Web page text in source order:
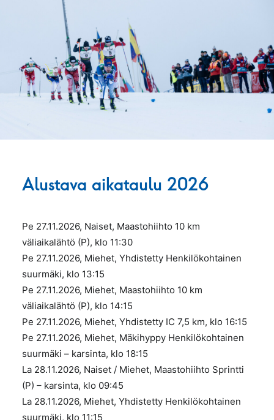
Alustava aikataulu 2026
Pe 27.11.2026, Naiset, Maastohiihto 10 km
väliaikalähtö (P), klo 11:30
Pe 27.11.2026, Miehet, Yhdistetty Henkilökohtainen
suurmäki, klo 13:15
Pe 27.11.2026, Miehet, Maastohiihto 10 km
väliaikalähtö (P), klo 14:15
Pe 27.11.2026, Miehet, Yhdistetty IC 7,5 km, klo 16:15
Pe 27.11.2026, Miehet, Mäkihyppy Henkilökohtainen
suurmäki – karsinta, klo 18:15
La 28.11.2026, Naiset / Miehet, Maastohiihto Sprintti
(P) – karsinta, klo 09:45
La 28.11.2026, Miehet, Yhdistetty Henkilökohtainen
suurmäki, klo 11:15